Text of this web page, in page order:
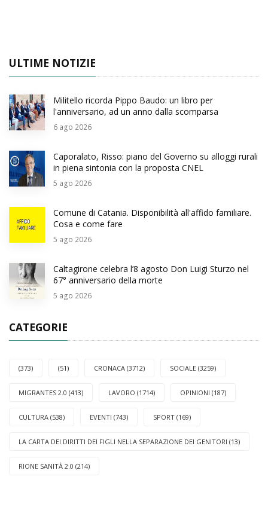
ULTIME NOTIZIE
Militello ricorda Pippo Baudo: un libro per
l'anniversario, ad un anno dalla scomparsa
6 ago 2026
Caporalato, Risso: piano del Governo su alloggi rurali
in piena sintonia con la proposta CNEL
5 ago 2026
Comune di Catania. Disponibilità all'affido familiare.
Cosa e come fare
5 ago 2026
Caltagirone celebra l’8 agosto Don Luigi Sturzo nel
67° anniversario della morte
5 ago 2026
CATEGORIE
(373) (51) CRONACA (3712) SOCIALE (3259)
MIGRANTES 2.0 (413) LAVORO (1714) OPINIONI (187)
CULTURA (538) EVENTI (743) SPORT (169)
LA CARTA DEI DIRITTI DEI FIGLI NELLA SEPARAZIONE DEI GENITORI (13)
RIONE SANITÀ 2.0 (214)